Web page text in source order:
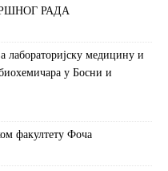
РАДА
лабораторијску медицину и
у Босни и
факултету Фоча